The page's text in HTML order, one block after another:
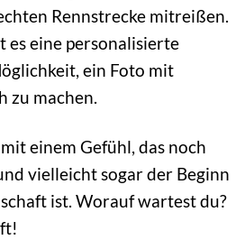
Rennstrecke mitreißen.
es eine personalisierte
ein Foto mit
zu machen.
einem Gefühl, das noch
vielleicht sogar der Beginn
ist. Worauf wartest du?